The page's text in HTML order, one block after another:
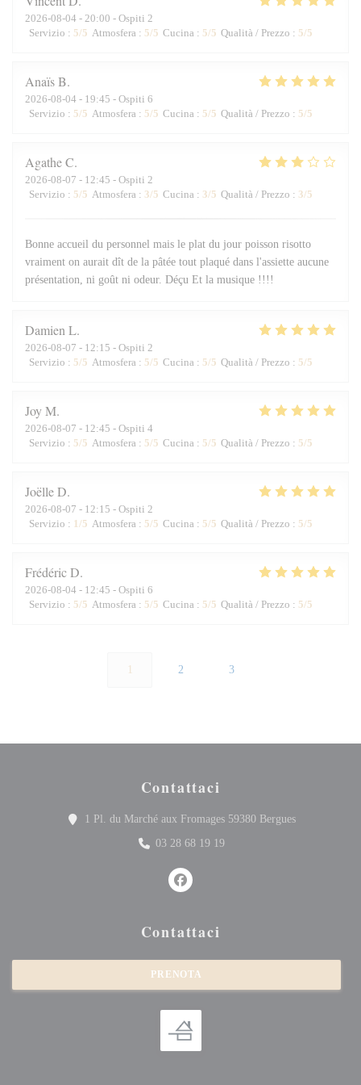
2026-08-04 - 20:00 - Ospiti 2
Servizio : 5/5 Atmosfera : 5/5 Cucina : 5/5 Qualità / Prezzo : 5/5
AnaïsB
2026-08-04 - 19:45 - Ospiti 6
Servizio : 5/5 Atmosfera : 5/5 Cucina : 5/5 Qualità / Prezzo : 5/5
AgatheC
2026-08-07 - 12:45 - Ospiti 2
Servizio : 5/5 Atmosfera : 3/5 Cucina : 3/5 Qualità / Prezzo : 3/5
Bonne accueil du personnel mais le plat du jour poisson risotto
vraiment on aurait dît de la pâtée tout plaqué dans l'assiette aucune
présentation, ni goût ni odeur. Déçu Et la musique !!!!
Damien L
2026-08-07 - 12:15 - Ospiti 2
Servizio : 5/5 Atmosfera : 5/5 Cucina : 5/5 Qualità / Prezzo : 5/5
JoyM
2026-08-07 - 12:45 - Ospiti 4
Servizio : 5/5 Atmosfera : 5/5 Cucina : 5/5 Qualità / Prezzo : 5/5
JoëlleD
2026-08-07 - 12:15 - Ospiti 2
Servizio : 1 /5 Atmosfera : 5/5 Cucina : 5/5 Qualità / Prezzo : 5/5
FrédéricD
2026-08-04 - 12:45 - Ospiti 6
Servizio : 5/5 Atmosfera : 5/5 Cucina : 5/5 Qualità / Prezzo : 5/5
2 3
Contattaci
1 Pl. du Marché aux Fromages 59380 Bergues((apre una
03 28 68 19 19
Facebook ((apre una nuova
Contattaci
PRENOTA